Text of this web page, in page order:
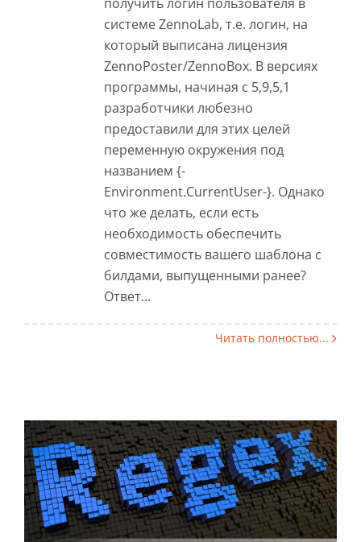
системе ZennoLab, т.е. логин, на
который выписана лицензия
ZennoPoster/ZennoBox. В версиях
программы, начиная с 5,9,5,1
разработчики любезно
предоставили для этих целей
переменную окружения под
названием {-
Environment.CurrentUser-}. Однако
что же делать, если есть
необходимость обеспечить
совместимость вашего шаблона с
билдами, выпущенными ранее?
Ответ...
Читать полностью...